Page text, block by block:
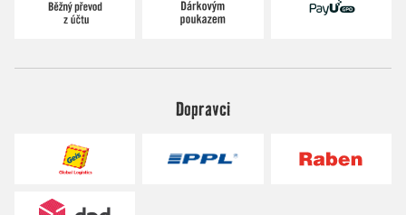
Dopravci